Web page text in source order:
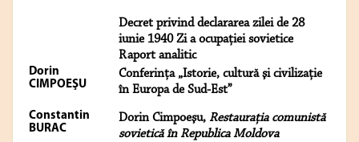
Decret privind declararea zilei de 28
iunie 1940 Zi a ocupaţiei sovietice
Raport analitic
Dorin
CIMPOEŞU
Conferinţa „Istorie, cultură şi civilizaţie
în Europa de Sud-Est”
Constantin
BURAC
Dorin Cimpoeşu, Restauraţia comunistă
sovietică în Republica Moldova